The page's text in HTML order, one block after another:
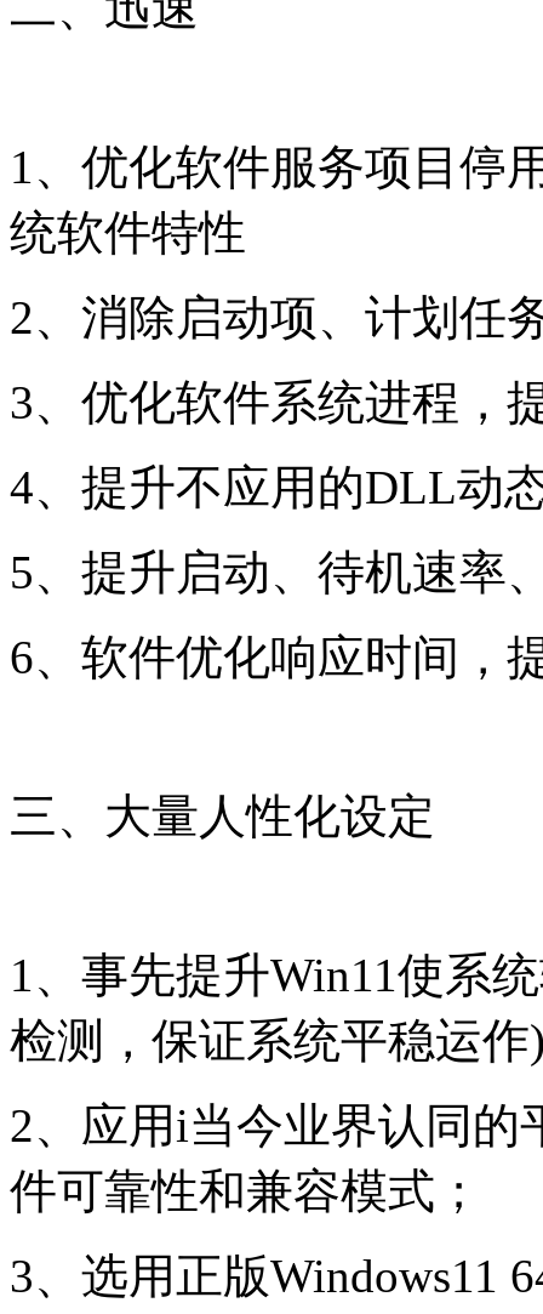
1、优化软件服务项目停
统软件特性
2、消除启动项、计划任
3、优化软件系统进程，
4、提升不应用的DLL动
5、提升启动、待机速率
6、软件优化响应时间，
三、大量人性化设定
1、事先提升Win11使系
检测，保证系统平稳运作
2、应用i当今业界认同的
件可靠性和兼容模式；
3、选用正版Windows11